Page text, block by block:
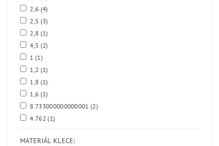
2,6 (4)
2,5 (3)
2,8 (1)
4,5 (2)
1 (1)
1,2 (1)
1,8 (1)
1,6 (1)
8.733000000000001(2)
4.762(1)
MATERIÁL KLECE: